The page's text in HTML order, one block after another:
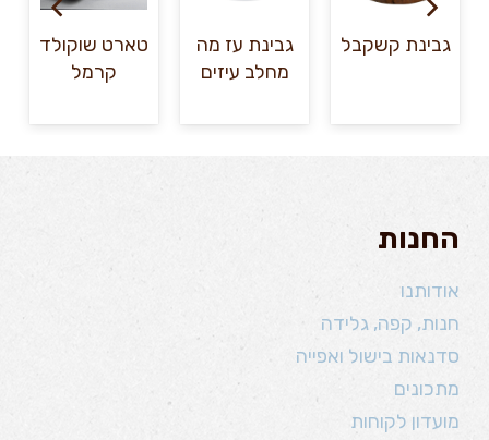
גבינת קשקבל
גבינת עז מה
מחלב עיזים
טארט שוקולד
קרמל
החנות
אודותנו
חנות, קפה, גלידה
סדנאות בישול ואפייה
מתכונים
מועדון לקוחות